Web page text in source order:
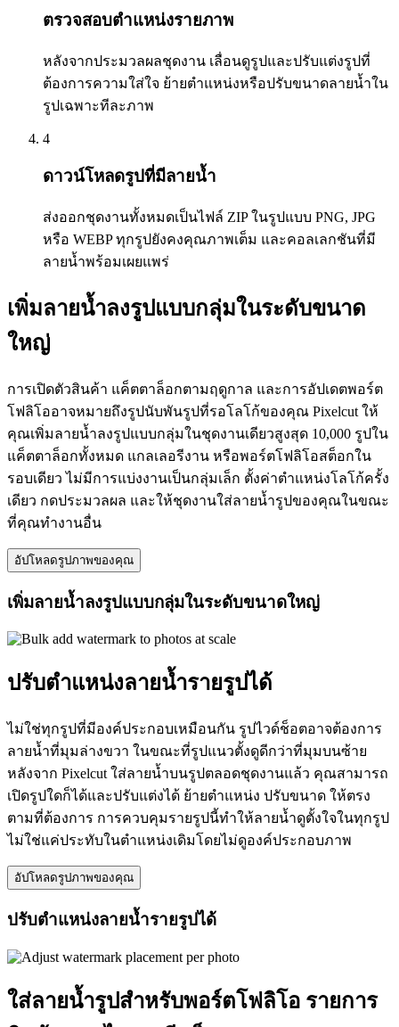
ตรวจสอบตำแหน่งรายภาพ
หลังจากประมวลผลชุดงาน เลื่อนดูรูปและปรับแต่งรูปที่
ต้องการความใส่ใจ ย้ายตำแหน่งหรือปรับขนาดลายน้ำใน
รูปเฉพาะทีละภาพ
4
ดาวน์โหลดรูปที่มีลายน้ำ
ส่งออกชุดงานทั้งหมดเป็นไฟล์ ZIP ในรูปแบบ PNG, JPG
หรือ WEBP ทุกรูปยังคงคุณภาพเต็ม และคอลเลกชันที่มี
ลายน้ำพร้อมเผยแพร่
เพิ่มลายน้ำลงรูปแบบกลุ่มในระดับขนาด
ใหญ่
การเปิดตัวสินค้า แค็ตตาล็อกตามฤดูกาล และการอัปเดตพอร์ต
โฟลิโออาจหมายถึงรูปนับพันรูปที่รอโลโก้ของคุณ Pixelcut ให้
คุณเพิ่มลายน้ำลงรูปแบบกลุ่มในชุดงานเดียวสูงสุด 10,000 รูปใน
แค็ตตาล็อกทั้งหมด แกลเลอรีงาน หรือพอร์ตโฟลิโอสต็อกใน
รอบเดียว ไม่มีการแบ่งงานเป็นกลุ่มเล็ก ตั้งค่าตำแหน่งโลโก้ครั้ง
เดียว กดประมวลผล และให้ชุดงานใส่ลายน้ำรูปของคุณในขณะ
ที่คุณทำงานอื่น
อัปโหลดรูปภาพของคุณ
เพิ่มลายน้ำลงรูปแบบกลุ่มในระดับขนาดใหญ่
ปรับตำแหน่งลายน้ำรายรูปได้
ไม่ใช่ทุกรูปที่มีองค์ประกอบเหมือนกัน รูปไวด์ช็อตอาจต้องการ
ลายน้ำที่มุมล่างขวา ในขณะที่รูปแนวตั้งดูดีกว่าที่มุมบนซ้าย
หลังจาก Pixelcut ใส่ลายน้ำบนรูปตลอดชุดงานแล้ว คุณสามารถ
เปิดรูปใดก็ได้และปรับแต่งได้ ย้ายตำแหน่ง ปรับขนาด ให้ตรง
ตามที่ต้องการ การควบคุมรายรูปนี้ทำให้ลายน้ำดูตั้งใจในทุกรูป
ไม่ใช่แค่ประทับในตำแหน่งเดิมโดยไม่ดูองค์ประกอบภาพ
อัปโหลดรูปภาพของคุณ
ปรับตำแหน่งลายน้ำรายรูปได้
ใส่ลายน้ำรูปสำหรับพอร์ตโฟลิโอ รายการ